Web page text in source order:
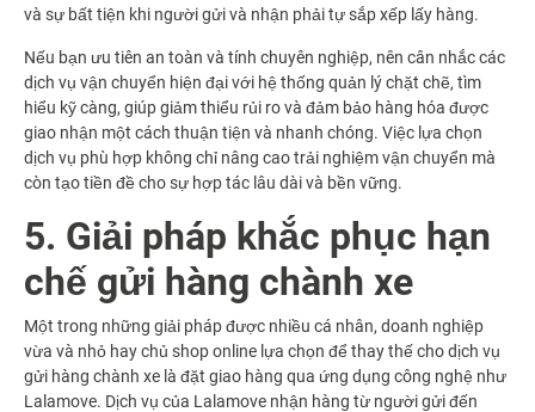
và sự bất tiện khi người gửi và nhận phải tự sắp xếp lấy hàng.
Nếu bạn ưu tiên an toàn và tính chuyên nghiệp, nên cân nhắc các
dịch vụ vận chuyển hiện đại với hệ thống quản lý chặt chẽ, tìm
hiểu kỹ càng, giúp giảm thiểu rủi ro và đảm bảo hàng hóa được
giao nhận một cách thuận tiện và nhanh chóng. Việc lựa chọn
dịch vụ phù hợp không chỉ nâng cao trải nghiệm vận chuyển mà
còn tạo tiền đề cho sự hợp tác lâu dài và bền vững.
5. Giải pháp khắc phục hạn
chế gửi hàng chành xe
Một trong những giải pháp được nhiều cá nhân, doanh nghiệp
vừa và nhỏ hay chủ shop online lựa chọn để thay thế cho dịch vụ
gửi hàng chành xe là đặt giao hàng qua ứng dụng công nghệ như
Lalamove. Dịch vụ của Lalamove nhận hàng từ người gửi đến